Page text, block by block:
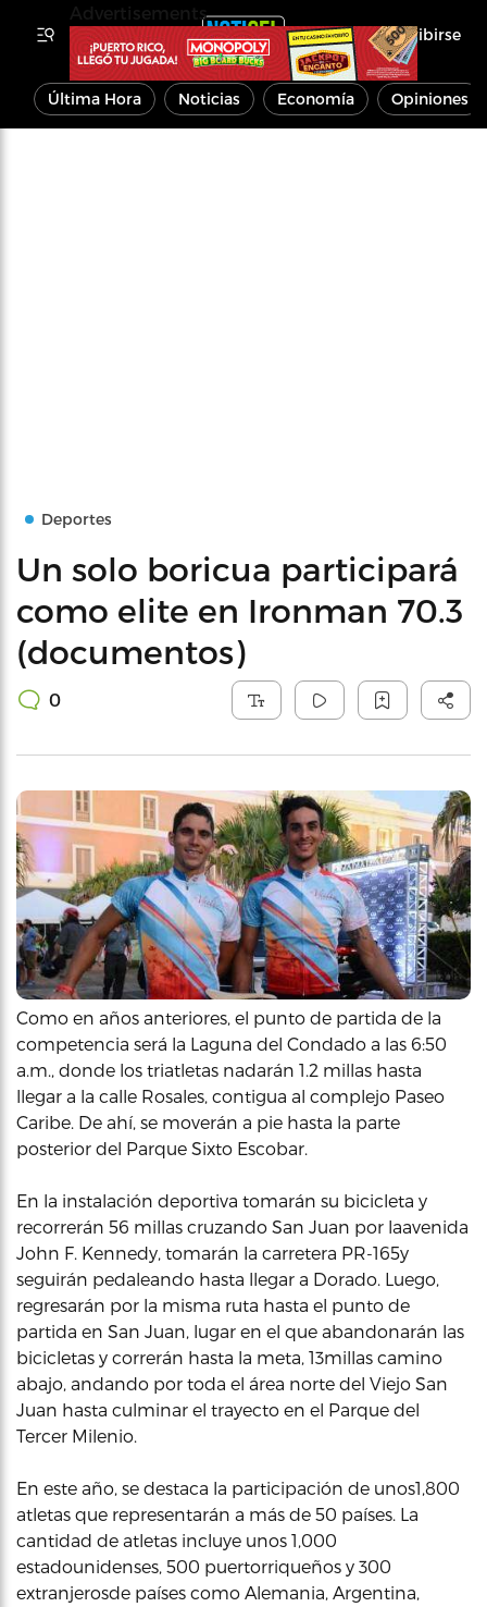
Inscribirse
Última Hora Noticias Economía Opiniones
Deportes
Un solo boricua participará
como elite en Ironman 70.3
(documentos)
0
Como en años anteriores, el punto de partida de la
competencia será la Laguna del Condado a las 6:50
a.m., donde los triatletas nadarán 1.2 millas hasta
llegar a la calle Rosales, contigua al complejo Paseo
Caribe. De ahí, se moverán a pie hasta la parte
posterior del Parque Sixto Escobar.
En la instalación deportiva tomarán su bicicleta y
recorrerán 56 millas cruzando San Juan por laavenida
John F. Kennedy, tomarán la carretera PR-165y
seguirán pedaleando hasta llegar a Dorado. Luego,
regresarán por la misma ruta hasta el punto de
partida en San Juan, lugar en el que abandonarán las
bicicletas y correrán hasta la meta, 13millas camino
abajo, andando por toda el área norte del Viejo San
Juan hasta culminar el trayecto en el Parque del
Tercer Milenio.
En este año, se destaca la participación de unos1,800
atletas que representarán a más de 50 países. La
cantidad de atletas incluye unos 1,000
estadounidenses, 500 puertorriqueños y 300
extranjerosde países como Alemania, Argentina,
Advertisements